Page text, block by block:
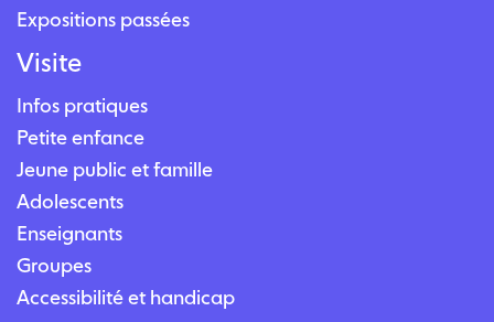
Expositions passées
Visite
Infos pratiques
Petite enfance
Jeune public et famille
Adolescents
Enseignants
Groupes
Accessibilité et handicap